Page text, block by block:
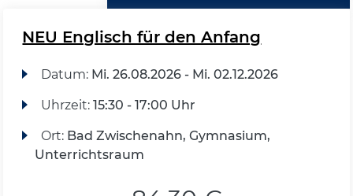
NEU Englisch für den Anfang
Datum: Mi. 26.08.2026 - Mi. 02.12.2026
Uhrzeit: 15:30 - 17:00 Uhr
Ort: Bad Zwischenahn, Gymnasium,
Unterrichtsraum